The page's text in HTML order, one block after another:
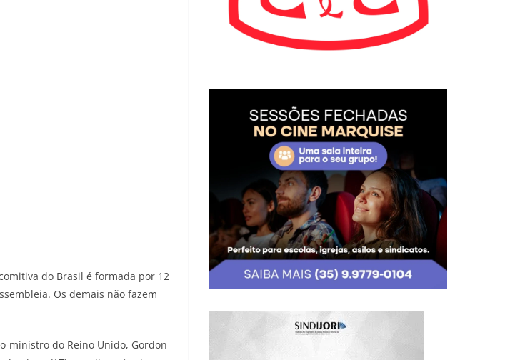
do Brasil é formada por 12
Os demais não fazem
ministro do Reino Unido, Gordon